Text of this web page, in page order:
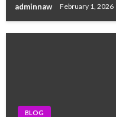
adminnaw February 1, 2026
BLOG